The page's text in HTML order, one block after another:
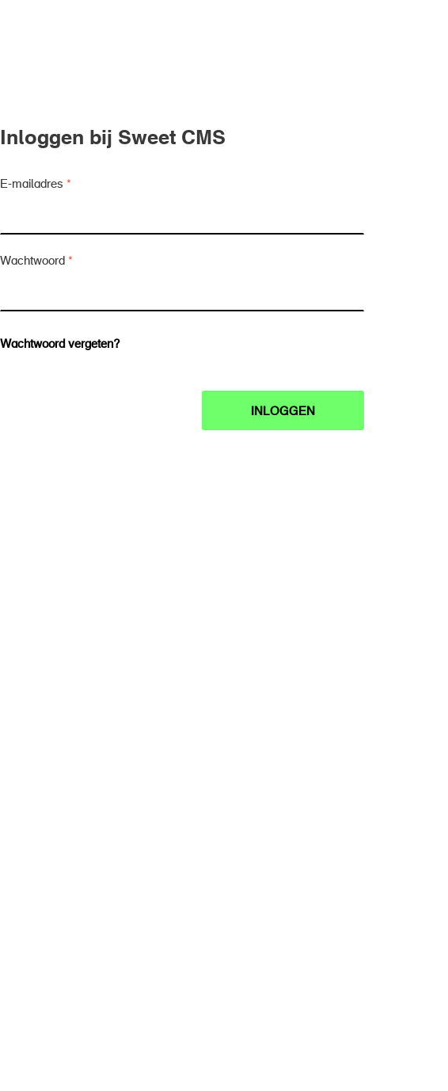
Inloggen bij Sweet CMS
E-mailadres
Wachtwoord
Wachtwoord vergeten?
INLOGGEN